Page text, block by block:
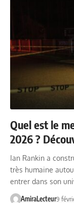
Quel est le
2026 ?
Ian Rankin a
très humaine
entrer dans son
AmiraLecteur9